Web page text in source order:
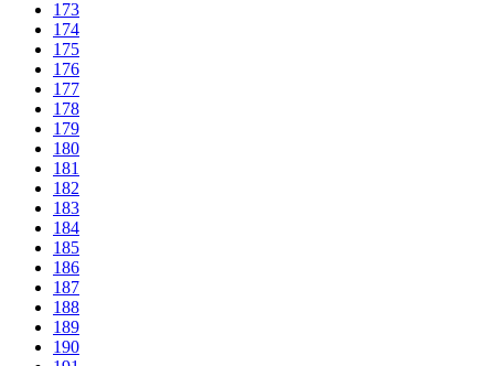
173
174
175
176
177
178
179
180
181
182
183
184
185
186
187
188
189
190